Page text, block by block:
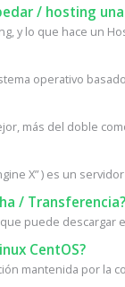
/ hosting
y lo que hace un
operativo
más del doble
X” ) es un
/ Transferencia?
puede descargar
CentOS?
mantenida por la